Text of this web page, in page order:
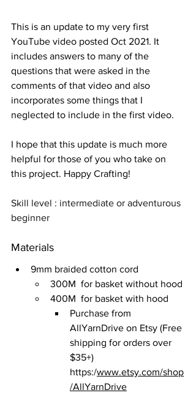
This is an update to my very first
YouTube video posted Oct 2021. It
includes answers to many of the
questions that were asked in the
comments of that video and also
incorporates some things that I
neglected to include in the first video.
I hope that this update is much more
helpful for those of you who take on
this project. Happy Crafting!
Skill level : intermediate or adventurous
beginner
Materials
9mm braided cotton cord
300M  for basket without hood
400M  for basket with hood
Purchase from
AllYarnDrive on Etsy (Free
shipping for orders over
$35+)
https:/www.etsy.com/shop
/AllYarnDrive